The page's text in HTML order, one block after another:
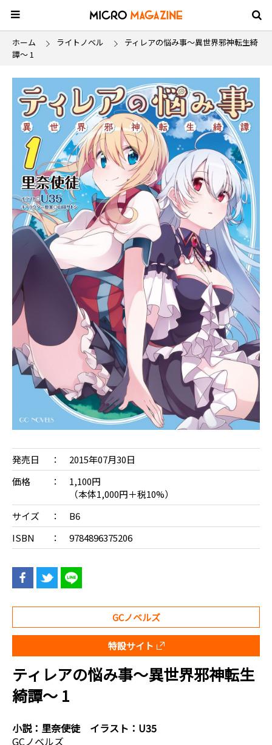
ホーム ライトノベル
ティレアの悩み事～異世界邪神転生綺
譚～ 1
発売日
2015年07月30日
価格
1,100円
（本体1,000円＋税10%）
サイズ
B6
ISBN
9784896375206
GCノベルズ
特設サイト
ティレアの悩み事～異世界邪神転生
綺譚～ 1
小説： 里奈使徒 イラスト： U35
GCノベルズ